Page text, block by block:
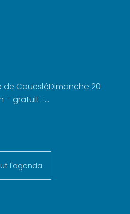
de CouesléDimanche 20
– gratuit ·...
l'agenda